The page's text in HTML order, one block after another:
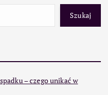
Szukaj
– czego unikać w